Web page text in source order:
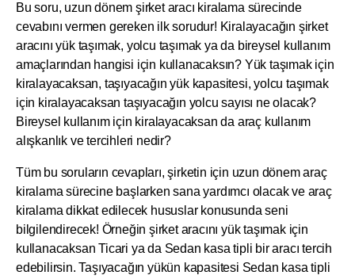
Bu soru, uzun dönem şirket aracı kiralama sürecinde
cevabını vermen gereken ilk sorudur! Kiralayacağın şirket
aracını yük taşımak, yolcu taşımak ya da bireysel kullanım
amaçlarından hangisi için kullanacaksın? Yük taşımak için
kiralayacaksan, taşıyacağın yük kapasitesi, yolcu taşımak
için kiralayacaksan taşıyacağın yolcu sayısı ne olacak?
Bireysel kullanım için kiralayacaksan da araç kullanım
alışkanlık ve tercihleri nedir?
Tüm bu soruların cevapları, şirketin için uzun dönem araç
kiralama sürecine başlarken sana yardımcı olacak ve araç
kiralama dikkat edilecek hususlar konusunda seni
bilgilendirecek! Örneğin şirket aracını yük taşımak için
kullanacaksan Ticari ya da Sedan kasa tipli bir aracı tercih
edebilirsin. Taşıyacağın yükün kapasitesi Sedan kasa tipli